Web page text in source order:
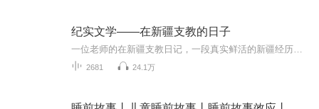
纪实文学——在新疆支教的日子
2681 24.1万